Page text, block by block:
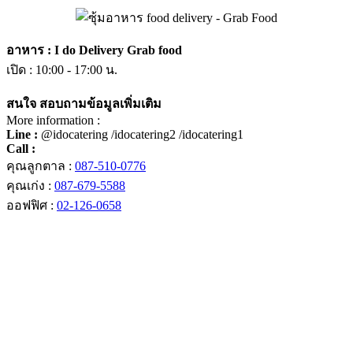
อาหาร : I do Delivery Grab food
เปิด : 10:00 - 17:00 น.
สนใจ สอบถามข้อมูลเพิ่มเติม
More information :
Line : @idocatering /idocatering2 /idocatering1
Call :
คุณลูกตาล : 087-510-0776
คุณเก่ง : 087-679-5588
ออฟฟิศ : 02-126-0658